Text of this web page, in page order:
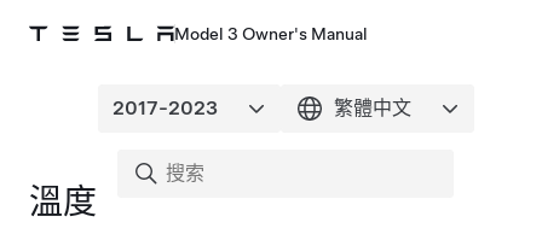
Model 3 Owner's Manual
溫度